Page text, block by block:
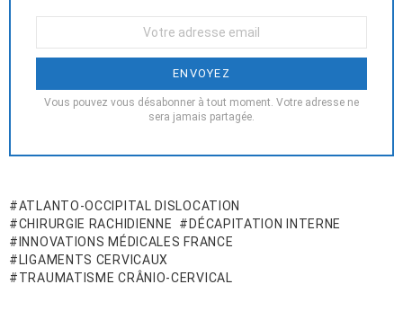
:
Vous pouvez vous désabonner à tout moment. Votre adresse ne
sera jamais partagée.
ATLANTO-OCCIPITAL DISLOCATION
CHIRURGIE RACHIDIENNE
DÉCAPITATION INTERNE
INNOVATIONS MÉDICALES FRANCE
LIGAMENTS CERVICAUX
TRAUMATISME CRÂNIO-CERVICAL